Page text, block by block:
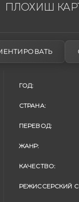
ПЛОХИШ
ГОД:
СТРАНА:
ПЕРЕВОД:
ЖАНР:
КАЧЕСТВО:
РЕЖИССЕРСКИЙ